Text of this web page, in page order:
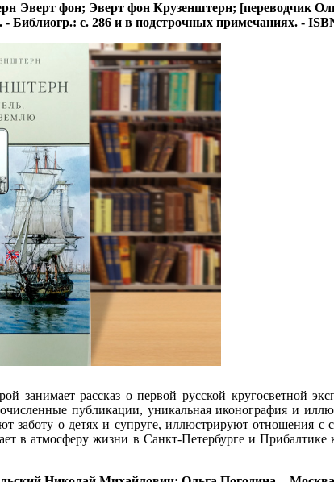
фон; Эверт фон Крузенштерн; [переводчик
с. 286 и в подстрочных примечаниях. -
занимает рассказ о первой русской кругосветной
публикации, уникальная иконография и
заботу о детях и супруге, иллюстрируют отношения
в атмосферу жизни в Санкт-Петербурге и